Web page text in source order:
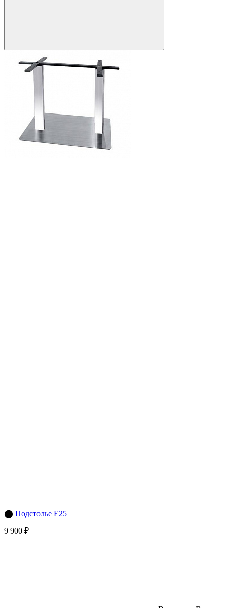
⬤ Подстолье E25
9 900 ₽